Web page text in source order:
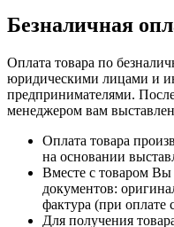
Безналичная
Оплата товара по
юридическими лицами и
предпринимателями.
менеджером вам
Оплата товара
на основании
Вместе с товаром
документов:
фактура (при
Для получения